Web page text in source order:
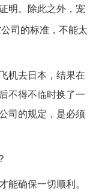
明。除此之外，宠
司的标准，不能太
机去日本，结果在
不得不临时换了一
司的规定，是必须
确保一切顺利。